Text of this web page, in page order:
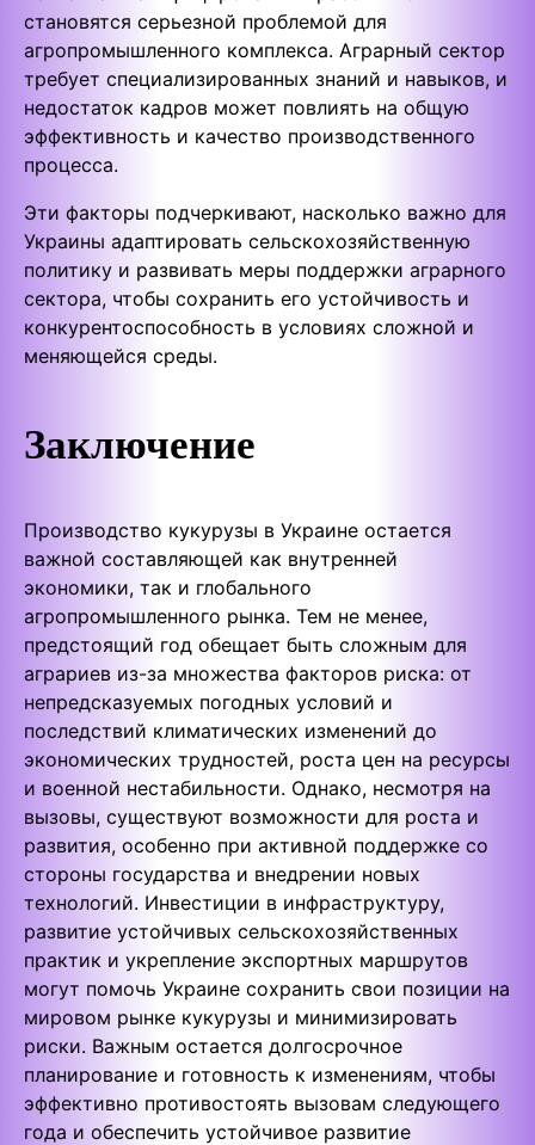
становятся серьезной проблемой для
агропромышленного комплекса. Аграрный сектор
требует специализированных знаний и навыков, и
недостаток кадров может повлиять на общую
эффективность и качество производственного
процесса.
Эти факторы подчеркивают, насколько важно для
Украины адаптировать сельскохозяйственную
политику и развивать меры поддержки аграрного
сектора, чтобы сохранить его устойчивость и
конкурентоспособность в условиях сложной и
меняющейся среды.
Заключение
Производство кукурузы в Украине остается
важной составляющей как внутренней
экономики, так и глобального
агропромышленного рынка. Тем не менее,
предстоящий год обещает быть сложным для
аграриев из-за множества факторов риска: от
непредсказуемых погодных условий и
последствий климатических изменений до
экономических трудностей, роста цен на ресурсы
и военной нестабильности. Однако, несмотря на
вызовы, существуют возможности для роста и
развития, особенно при активной поддержке со
стороны государства и внедрении новых
технологий. Инвестиции в инфраструктуру,
развитие устойчивых сельскохозяйственных
практик и укрепление экспортных маршрутов
могут помочь Украине сохранить свои позиции на
мировом рынке кукурузы и минимизировать
риски. Важным остается долгосрочное
планирование и готовность к изменениям, чтобы
эффективно противостоять вызовам следующего
года и обеспечить устойчивое развитие